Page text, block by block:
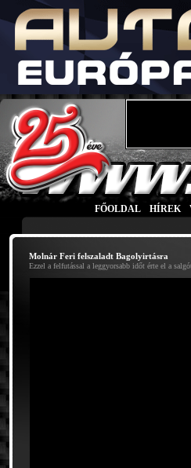
FŐOLDAL HÍREK
Molnár Feri felszaladt Bagolyirtásra
Ezzel a felfutással a leggyorsabb időt érte el a